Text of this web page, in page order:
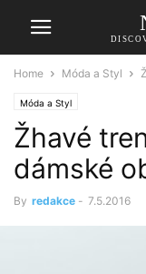
Home Móda a Styl
Móda a Styl
Žhavé
dámské
By redakce - 7.5.2016